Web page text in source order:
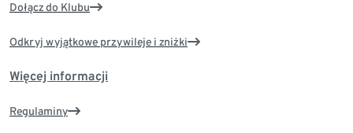
Dołącz do Klubu
Odkryj wyjątkowe przywileje i zniżki
Więcej informacji
Regulaminy